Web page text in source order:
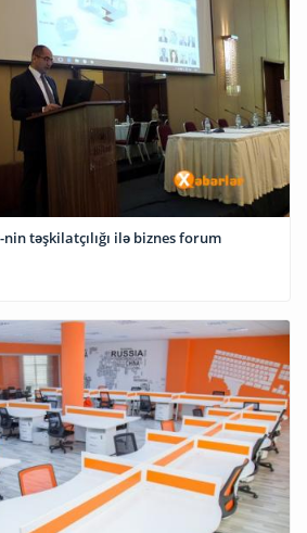
təşkilatçılığı ilə biznes forum